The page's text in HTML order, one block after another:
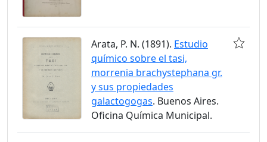
Arata, P. N. (1891). Estudio
químico sobre el tasi,
morrenia brachystephana gr.
y sus propiedades
galactogogas. Buenos Aires.
Oficina Química Municipal.